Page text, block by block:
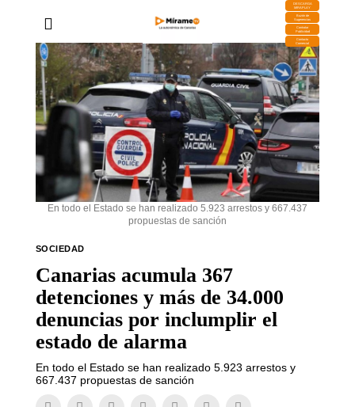
DESCARGA
MIRAPLAY
Buzón de
Sugerencias
Contratar
Publicidad
Contacto
Comercial
En todo el Estado se han realizado 5.923 arrestos y 667.437
propuestas de sanción
SOCIEDAD
Canarias acumula 367
detenciones y más de 34.000
denuncias por inclumplir el
estado de alarma
En todo el Estado se han realizado 5.923 arrestos y
667.437 propuestas de sanción